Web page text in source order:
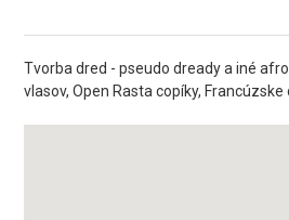
Tvorba dred - pseudo dready a iné
vlasov, Open Rasta copíky, Francúzske